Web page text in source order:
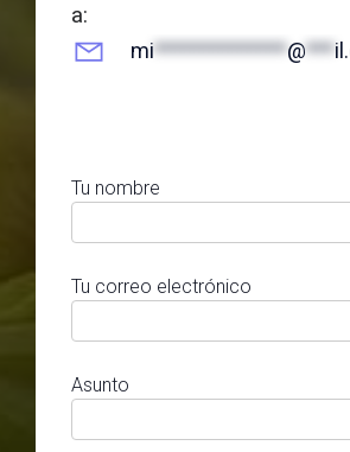
a:
mi**************@***
Tu nombre
Tu correo electrónico
Asunto